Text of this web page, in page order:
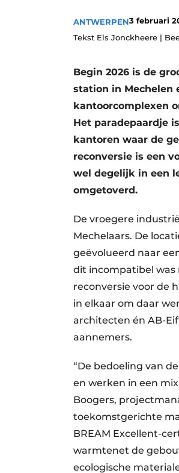
Vacatures
Aanmelden
Bedrijven
Contact
ANTWERPEN3 februari
Tekst Els Jonckheere |
Begin 2026 is de
station in Mechelen
kantoorcomplexen
Het paradepaardje
kantoren waar de
reconversie is een
wel degelijk in een
omgetoverd.
De vroegere
Mechelaars. De
geëvolueerd naar
dit incompatibel was
reconversie voor de
in elkaar om daar
architecten én AB-
aannemers.
“De bedoeling van
en werken in een
Boogers,
toekomstgerichte
BREAM Excellent-
warmtenet de
ecologische